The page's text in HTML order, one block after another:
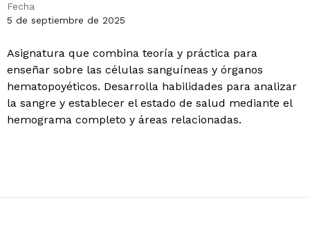
Fecha
5 de septiembre de 2025
Asignatura que combina teoría y práctica para
enseñar sobre las células sanguíneas y órganos
hematopoyéticos. Desarrolla habilidades para analizar
la sangre y establecer el estado de salud mediante el
hemograma completo y áreas relacionadas.